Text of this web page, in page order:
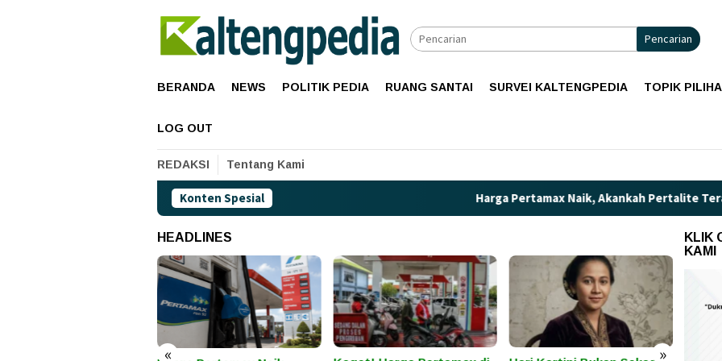
Pencarian
BERANDA NEWS POLITIK PEDIA RUANG SANTAI SURVEI KALTENGPEDIA TOPIK
LOG OUT
REDAKSI Tentang Kami
Konten Spesial Harga Pertamax Naik, Akankah Pertalite Terancam
HEADLINES
« »
KLIK
KAMI